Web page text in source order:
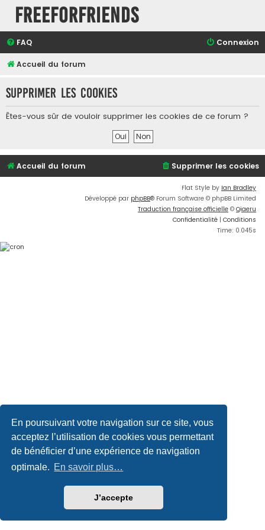
En poursuivant votre navigation sur ce site, vous
acceptez l’utilisation de cookies vous permettant
de bénéficier d’une expérience de navigation
optimale. En savoir plus…
J’accepte
FreeForFriends
FAQ Connexion
Accueil du forum
Supprimer les cookies
Êtes-vous sûr de vouloir supprimer les cookies de ce forum ?
Accueil du forum Supprimer les cookies
Flat Style by Ian Bradley
Développé par phpBB® Forum Software © phpBB Limited
Traduction française officielle © Qiaeru
Confidentialité | Conditions
Time: 0.045s